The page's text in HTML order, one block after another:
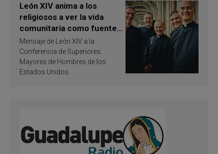
León XIV anima a los
religiosos a ver la vida
comunitaria como fuente
de inspiración y
santificación
Mensaje de León XIV a la
Conferencia de Superiores
Mayores de Hombres de los
Estados Unidos